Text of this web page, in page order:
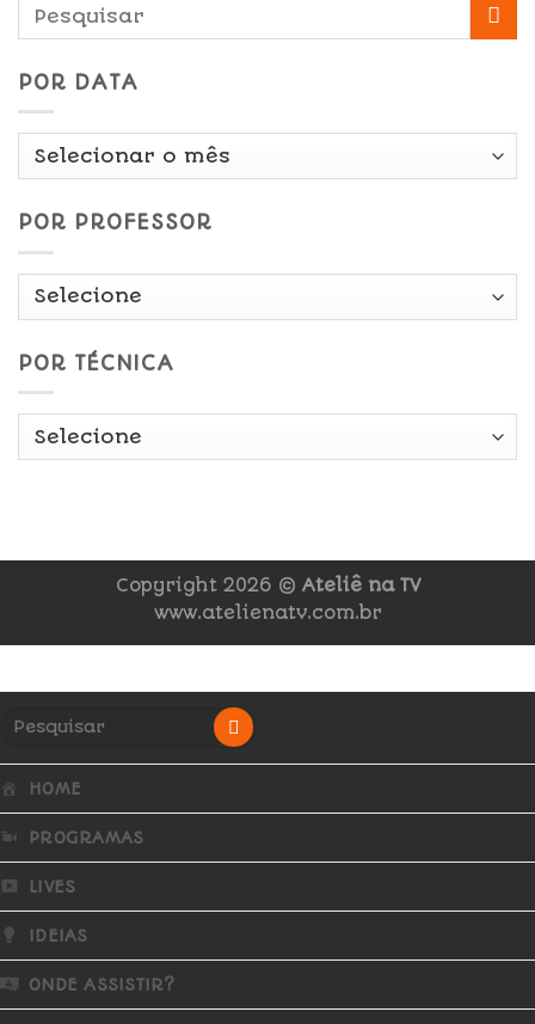
POR DATA
Por
POR PROFESSOR
POR TÉCNICA
Copyright 2026 © Ateliê na TV
www.atelienatv.com.br
HOME
PROGRAMAS
LIVES
IDEIAS
ONDE ASSISTIR?